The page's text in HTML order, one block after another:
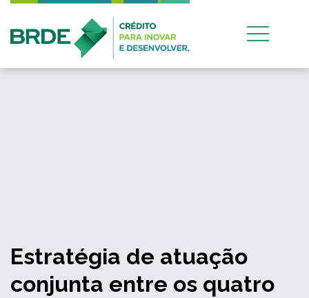
Estratégia de atuação
conjunta entre os quatro